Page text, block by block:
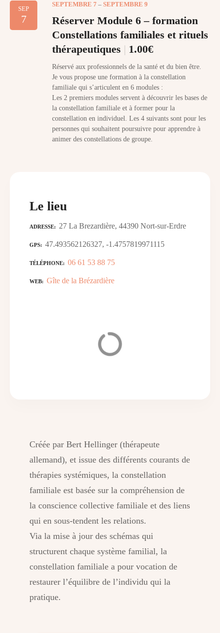
SEP
7
SEPTEMBRE 7 – SEPTEMBRE 9
Réserver Module 6 – formation
Constellations familiales et rituels
thérapeutiques
1.00€
Réservé aux professionnels de la santé et du bien être.
Je vous propose une formation à la constellation
familiale qui s’articulent en 6 modules :
Les 2 premiers modules servent à découvrir les bases de
la constellation familiale et à former pour la
constellation en individuel. Les 4 suivants sont pour les
personnes qui souhaitent poursuivre pour apprendre à
animer des constellations de groupe.
Le lieu
ADRESSE 27 La Brezardière, 44390 Nort-sur-Erdre
GPS 47.493562126327, -1.4757819971115
TÉLÉPHONE 06 61 53 88 75
WEB Gîte de la Brézardière
Créée par Bert Hellinger (thérapeute
allemand), et issue des différents courants de
thérapies systémiques, la constellation
familiale est basée sur la compréhension de
la conscience collective familiale et des liens
qui en sous-tendent les relations.
Via la mise à jour des schémas qui
structurent chaque système familial, la
constellation familiale a pour vocation de
restaurer l’équilibre de l’individu qui la
pratique.